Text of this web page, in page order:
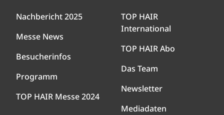
Nachbericht 2025
Messe News
Besucherinfos
Programm
TOP HAIR Messe 2024
TOP HAIR
International
TOP HAIR Abo
Das Team
Newsletter
Mediadaten